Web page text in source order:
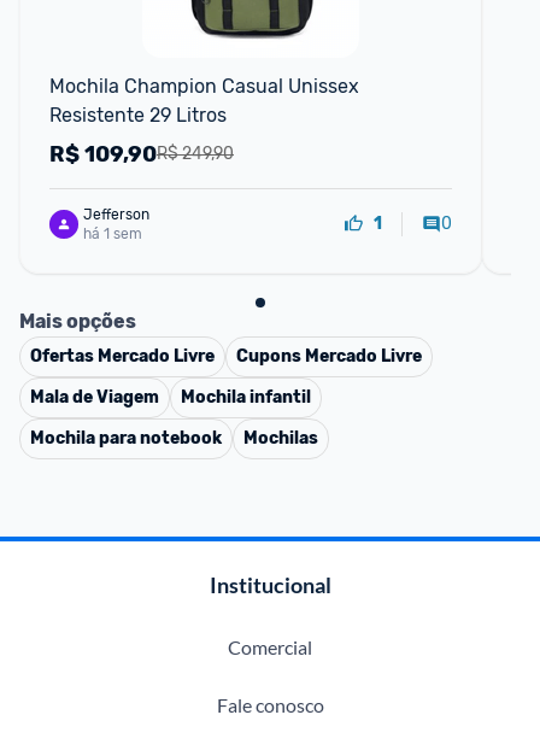
Mochila Champion Casual Unissex
Resistente 29 Litros
R$ 249,90
R$109,90
Jefferson
há 1 sem
1 0
Mais opções
Ofertas Mercado Livre Cupons Mercado Livre
Mala de Viagem
Mochila infantil
Mochila para notebook
Mochilas
Institucional
Comercial
Fale conosco